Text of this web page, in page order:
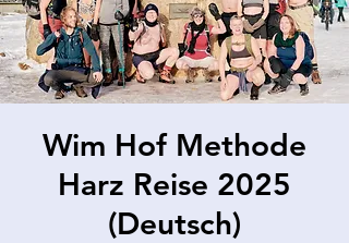
Wim Hof Methode
Harz Reise 2025
(Deutsch)